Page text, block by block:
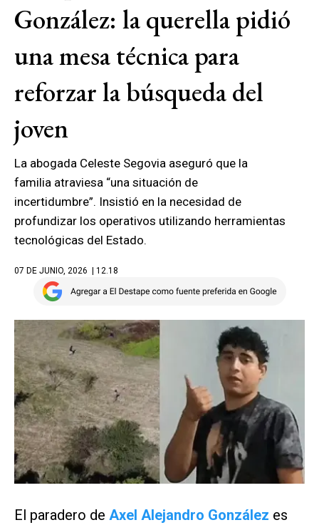
González: la querella pidió
una mesa técnica para
reforzar la búsqueda del
joven
La abogada Celeste Segovia aseguró que la
familia atraviesa “una situación de
incertidumbre”. Insistió en la necesidad de
profundizar los operativos utilizando herramientas
tecnológicas del Estado.
07 DE JUNIO, 2026 | 12.18
El paradero de Axel Alejandro González es